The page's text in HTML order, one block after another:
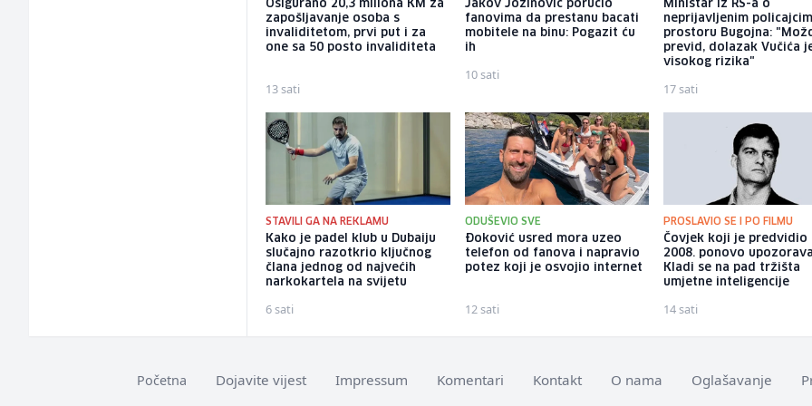
Osigurano 20,3 miliona KM za
zapošljavanje osoba s
invaliditetom, prvi put i za
one sa 50 posto invaliditeta
13 sati
Jakov Jozinović poručio
fanovima da prestanu bacati
mobitele na binu: Pogazit ću
ih
10 sati
Ministar iz RS-a o
neprijavljenim
prostoru Bugojna:
previd, dolazak Vučića
visokog rizika"
17 sati
STAVILI GA NA REKLAMU
Kako je padel klub u Dubaiju
slučajno razotkrio ključnog
člana jednog od najvećih
narkokartela na svijetu
6 sati
ODUŠEVIO SVE
Đoković usred mora uzeo
telefon od fanova i napravio
potez koji je osvojio internet
12 sati
PROSLAVIO SE I PO FILMU
Čovjek koji je predvidio
2008. ponovo
Kladi se na pad tržišta
umjetne inteligencije
14 sati
Početna Dojavite vijest Impressum Komentari Kontakt O nama Oglašavanje